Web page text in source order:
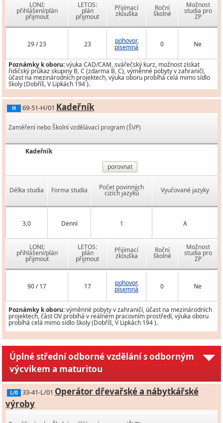
LONI:
přihlášení/plán
přijmout
LETOS:
plán
přijmout
Přijímací
zkouška
Roční
školné
Možnost
studia pro
ZP
29 / 23 23 pohovor,
písemná 0 Ne
Poznámky k oboru:výuka CAD/CAM, svářečský kurz, možnost získat
řidičský průkaz skupiny B, C (zdarma B, C), výměnné pobyty v zahraničí,
účast na mezinárodních projektech, výuka oboru probíhá celá mimo sídlo
školy (Dobříš, V Lipkách 194 ).
H 69-51-H/01 Kadeřník
Zaměření nebo Školní vzdělávací program (ŠVP)
Kadeřník
porovnat
Délka studia Forma studia Počet povinných
cizích jazyků Vyučované jazyky
3,0 Denní 1 A
LONI:
přihlášení/plán
přijmout
LETOS:
plán
přijmout
Přijímací
zkouška
Roční
školné
Možnost
studia pro
ZP
90 / 17 17 pohovor,
písemná 0 Ne
Poznámky k oboru:výměnné pobyty v zahraničí, účast na mezinárodních
projektech, část OV probíhá v reálném pracovním prostředí, výuka oboru
probíhá celá mimo sídlo školy (Dobříš, V Lipkách 194 ).
Úplné střední odborné vzdělání s odborným
výcvikem a maturitou
L/0 33-41-L/01 Operátor dřevařské a nábytkářské
výroby